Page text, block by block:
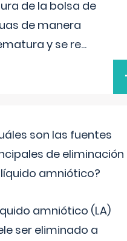
de la bolsa de
de manera
y se re...
son las fuentes
de eliminación
amniótico?
amniótico (LA)
ser eliminado a